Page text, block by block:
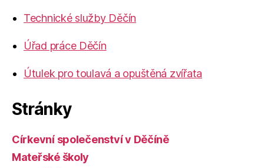
Technické služby Děčín
Úřad práce Děčín
Útulek pro toulavá a opuštěná zvířata
Stránky
Církevní společenství v Děčíně
Mateřské školy